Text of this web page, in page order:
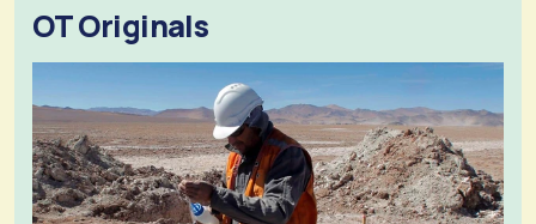
OT Originals